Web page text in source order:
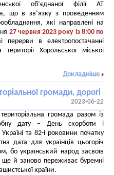
об’єднаної філії АТ
що в зв’язку з проведенням
які направлені на
27 червня 2023року із 8:00 по
перерви в електропостачанні
Хорольської міської
Докладніше
громади, дорогі
2023-06-22
громада разом із
дату – День скорботи і
та 82-і роковини початку
дата для українців цьогоріч
бо український народ засвоїв
ще й заново переживає буремні
країни.